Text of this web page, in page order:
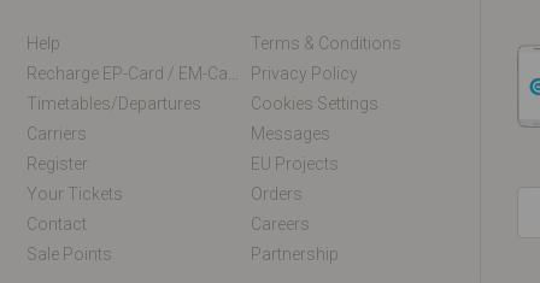
Help
Terms & Conditions
Privacy Policy
Timetables/departures
Cookies Settings
Carriers
Messages
Register
EU Projects
Your Tickets
Orders
Contact
Careers
Sale Points
Partnership